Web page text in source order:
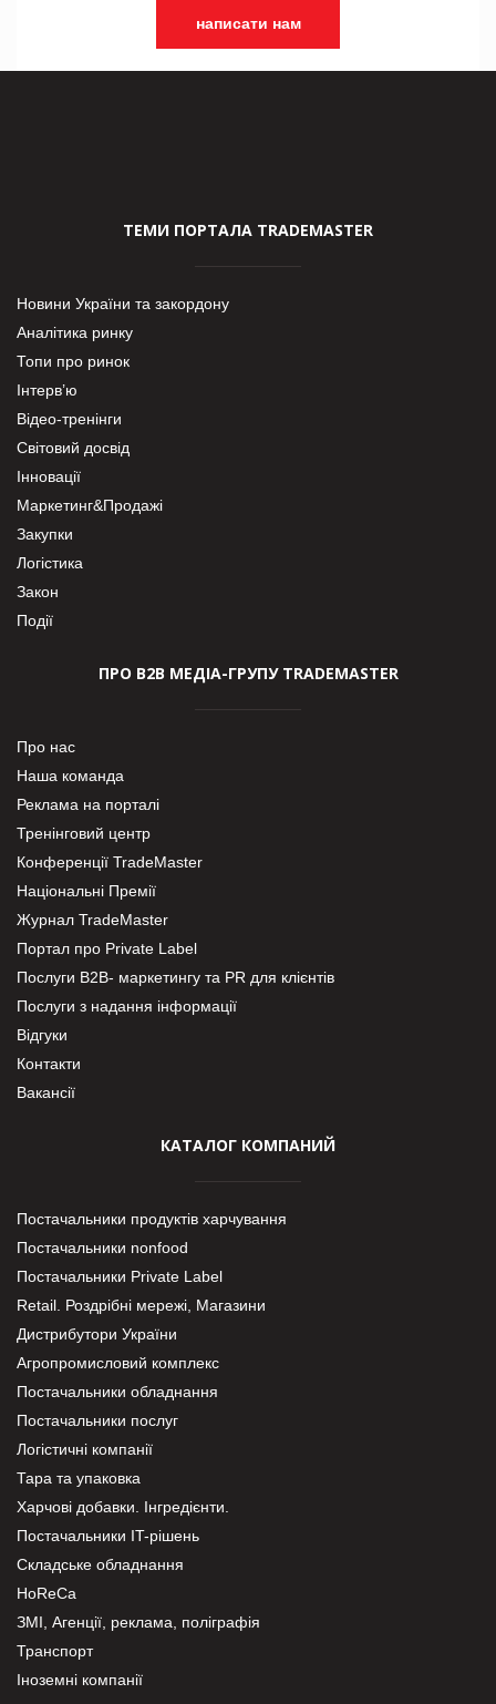
написати нам
ТЕМИ ПОРТАЛА TRADEMASTER
Новини України та закордону
Аналітика ринку
Топи про ринок
Інтерв’ю
Відео-тренінги
Світовий досвід
Інновації
Маркетинг&Продажі
Закупки
Логістика
Закон
Події
ПРО В2В МЕДІА-ГРУПУ TRADEMASTER
Про нас
Наша команда
Реклама на порталі
Тренінговий центр
Конференції TradeMaster
Національні Премії
Журнал TradeMaster
Портал про Private Label
Послуги В2В- маркетингу та PR для клієнтів
Послуги з надання інформації
Відгуки
Контакти
Вакансії
КАТАЛОГ КОМПАНИЙ
Постачальники продуктів харчування
Постачальники nonfood
Постачальники Private Label
Retail. Роздрібні мережі, Магазини
Дистрибутори України
Агропромисловий комплекс
Постачальники обладнання
Постачальники послуг
Логістичні компанії
Тара та упаковка
Харчові добавки. Інгредієнти.
Постачальники IT-рішень
Складське обладнання
HoReCa
ЗМІ, Агенції, реклама, поліграфія
Транспорт
Іноземні компанії